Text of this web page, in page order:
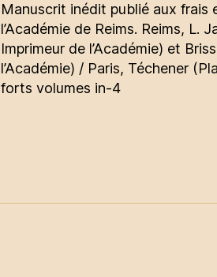
Manuscrit inédit publié aux frais
l’Académie de Reims. Reims, L.
Imprimeur de l’Académie) et
l’Académie) / Paris, Téchener
forts volumes in-4